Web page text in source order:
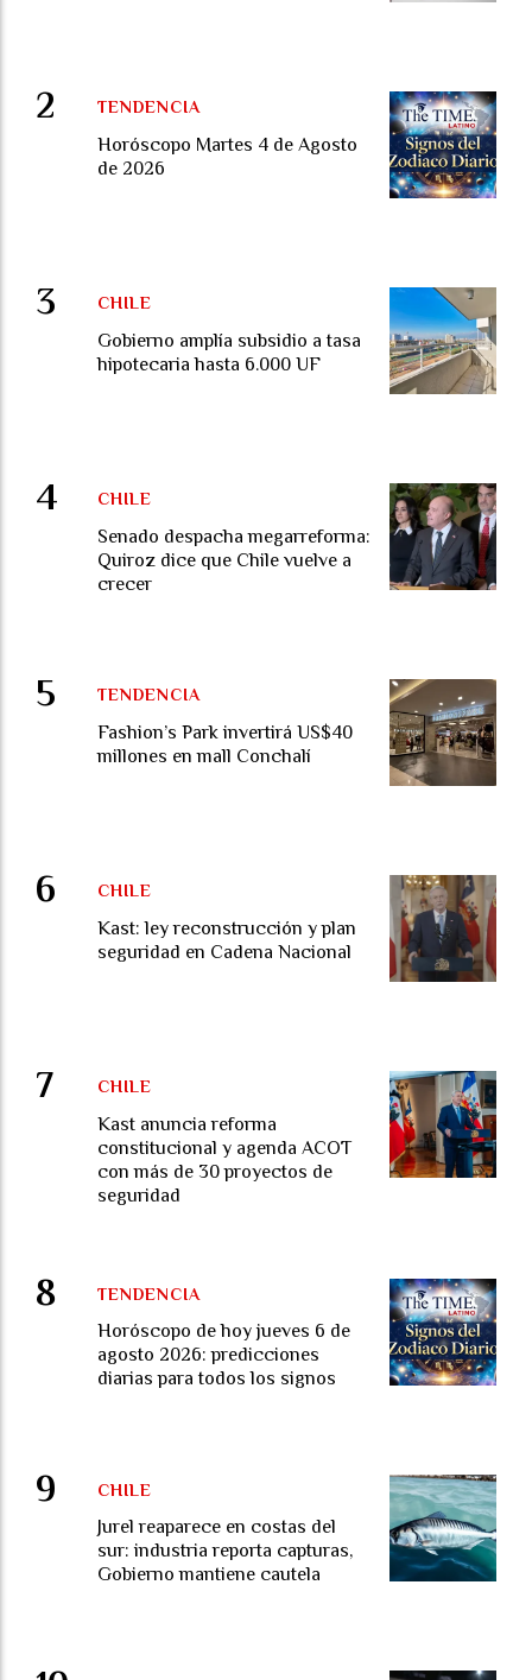
Horóscopo Martes 4 de Agosto
de 2026
TENDENCIA
Gobierno amplía subsidio a tasa
hipotecaria hasta 6.000 UF
CHILE
Senado despacha megarreforma:
Quiroz dice que Chile vuelve a
crecer
CHILE
Fashion’s Park invertirá US$40
millones en mall Conchalí
TENDENCIA
Kast: ley reconstrucción y plan
seguridad en Cadena Nacional
CHILE
Kast anuncia reforma
constitucional y agenda ACOT
con más de 30 proyectos de
seguridad
CHILE
Horóscopo de hoy jueves 6 de
agosto 2026: predicciones
diarias para todos los signos
TENDENCIA
Jurel reaparece en costas del
sur: industria reporta capturas,
Gobierno mantiene cautela
CHILE